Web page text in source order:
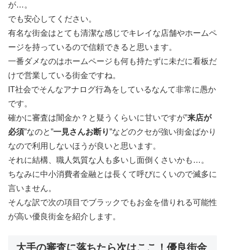
が…。
でも安心してください。
有名な街金はとても清潔な感じでキレイな店舗やホームペ
ージを持っているので信頼できると思います。
一番ダメなのはホームページも何も持たずに未だに看板だ
けで営業している街金ですね。
IT社会でそんなアナログ行為をしているなんて非常に愚か
です。
確かに審査は闇金か？と疑うくらいに甘いですが”来店が
必須”なのと”一見さんお断り”などのクセが強い街金ばかり
なので利用しないほうが良いと思います。
それに結構、職人気質な人も多いし面倒くさいかも…。
ちなみに中小消費者金融とは長くて呼びにくいので滅多に
言いません。
そんな訳で次の項目でブラックでもお金を借りれる可能性
が高い優良街金を紹介します。
大手の審査に落ちたら次はここ！優良街金